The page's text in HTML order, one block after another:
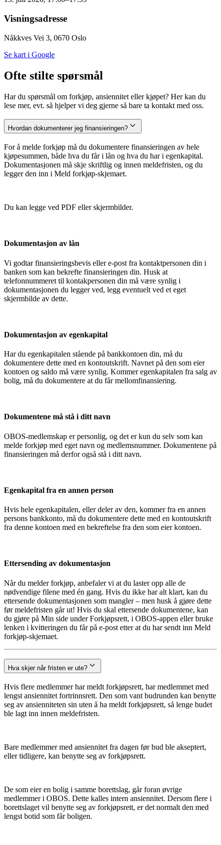
Visningsadresse
Nåkkves Vei 3, 0670 Oslo
Se kart i Google
Ofte stilte spørsmål
Har du spørsmål om forkjøp, ansiennitet eller kjøpet? Her kan du
lese mer, evt. så hjelper vi deg gjerne så bare ta kontakt med oss.
Hvordan dokumenterer jeg finansieringen?
For å melde forkjøp må du dokumentere finansieringen av hele
kjøpesummen, både hva du får i lån og hva du har i egenkapital.
Dokumentasjonen må skje skriftlig og innen meldefristen, og du
legger den inn i Meld forkjøp-skjemaet.
Du kan legge ved PDF eller skjermbilder.
Dokumentasjon av lån
Vi godtar finansieringsbevis eller e-post fra kontaktpersonen din i
banken som kan bekrefte finansieringen din. Husk at
telefonnummeret til kontakpersonen din må være synlig i
dokumentasjonen du legger ved, legg eventuelt ved et eget
skjermbilde av dette.
Dokumentasjon av egenkapital
Har du egenkapitalen stående på bankkontoen din, må du
dokumentere dette med en kontoutskrift. Navnet på den som eier
kontoen og saldo må være synlig. Kommer egenkapitalen fra salg av
bolig, må du dokumentere at du får mellomfinansiering.
Dokumentene må stå i ditt navn
OBOS-medlemskap er personlig, og det er kun du selv som kan
melde forkjøp med eget navn og medlemsnummer. Dokumentene på
finansieringen må derfor også stå i ditt navn.
Egenkapital fra en annen person
Hvis hele egenkapitalen, eller deler av den, kommer fra en annen
persons bankkonto, må du dokumentere dette med en kontoutskrift
fra denne kontoen med en bekreftelse fra den som eier kontoen.
Ettersending av dokumentasjon
Når du melder forkjøp, anbefaler vi at du laster opp alle de
nødvendige filene med én gang. Hvis du ikke har alt klart, kan du
ettersende dokumentasjonen som mangler – men husk å gjøre dette
før meldefristen går ut! Hvis du skal ettersende dokumentene, kan
du gjøre på Min side under Forkjøpsrett, i OBOS-appen eller bruke
lenken i kvitteringen du får på e-post etter at du har sendt inn Meld
forkjøp-skjemaet.
Hva skjer når fristen er ute?
Hvis flere medlemmer har meldt forkjøpsrett, har medlemmet med
lengst ansiennitet fortrinnsrett. Den som vant budrunden kan benytte
seg av ansienniteten sin uten å ha meldt forkjøpsrett, så lenge budet
ble lagt inn innen meldefristen.
Bare medlemmer med ansiennitet fra dagen før bud ble akseptert,
eller tidligere, kan benytte seg av forkjøpsrett.
De som eier en bolig i samme borettslag, går foran øvrige
medlemmer i OBOS. Dette kalles intern ansiennitet. Dersom flere i
borettslaget vil benytte seg av forkjøpsrett, er det normalt den med
lengst botid som får boligen.